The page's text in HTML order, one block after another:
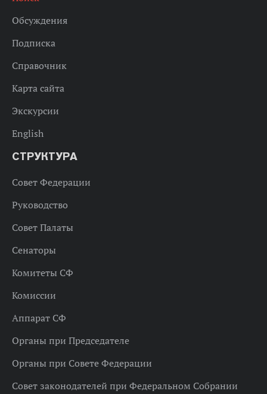
Обсуждения
Подписка
Справочник
Карта сайта
Экскурсии
English
СТРУКТУРА
Совет Федерации
Руководство
Совет Палаты
Сенаторы
Комитеты СФ
Комиссии
Аппарат СФ
Органы при Председателе
Органы при Совете Федерации
Совет законодателей при Федеральном Собрании